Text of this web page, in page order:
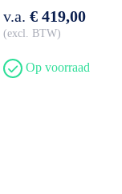
v.a. € 419,00
excl. BTW
Op voorraad